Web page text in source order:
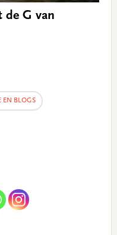
de G van
EN BLOGS